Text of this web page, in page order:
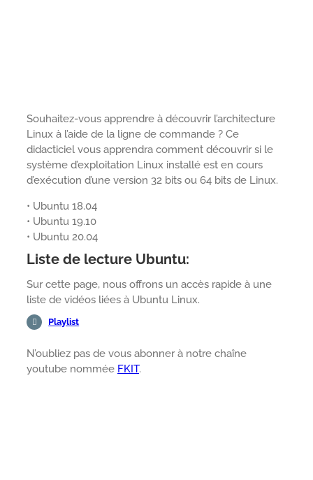
Souhaitez-vous apprendre à découvrir l’architecture
Linux à l’aide de la ligne de commande ? Ce
didacticiel vous apprendra comment découvrir si le
système d’exploitation Linux installé est en cours
d’exécution d’une version 32 bits ou 64 bits de Linux.
• Ubuntu 18.04
• Ubuntu 19.10
• Ubuntu 20.04
Liste de lecture Ubuntu:
Sur cette page, nous offrons un accès rapide à une
liste de vidéos liées à Ubuntu Linux.
Playlist
N’oubliez pas de vous abonner à notre chaîne
youtube nommée FKIT.